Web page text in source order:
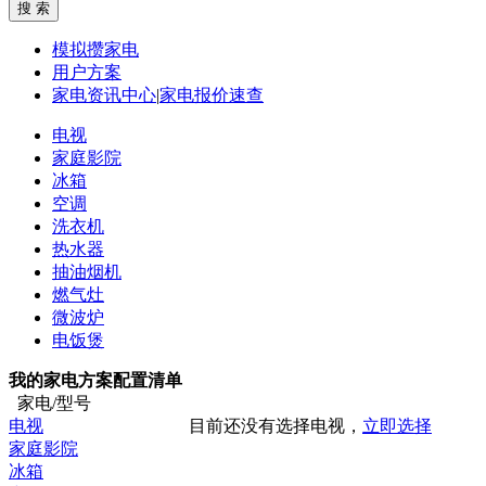
模拟攒家电
用户方案
家电资讯中心|家电报价速查
电视
家庭影院
冰箱
空调
洗衣机
热水器
抽油烟机
燃气灶
微波炉
电饭煲
我的家电方案配置清单
家电/型号
电视
目前还没有选择电视， 立即选择
家庭影院
冰箱